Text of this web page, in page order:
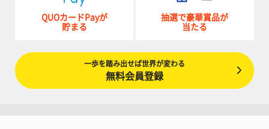
QUOカードPayが
貯まる
抽選で豪華賞品が
当たる
一歩を踏み出せば世界が変わる
無料会員登録